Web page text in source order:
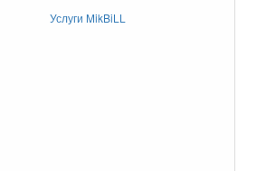
Услуги MikBiLL